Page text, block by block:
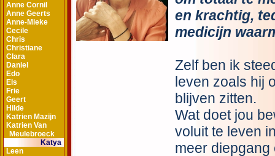
Anne Cornil
Anne Geerts
Anne-Mieke
Cecile
Chris
Christiane
Clara
Daniel
Edo
Els
Frie
Geert
Hilde
Katrien Mazijn
Katrien Van
Meulebroeck
Katya
Leen